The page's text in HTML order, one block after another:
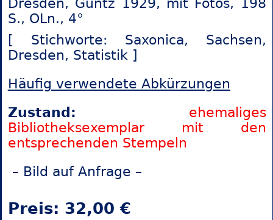
Dresden, Güntz 1929, mit Fotos, 198
S., OLn., 4°
[ Stichworte: Saxonica, Sachsen,
Dresden, Statistik ]
Häufig verwendete Abkürzungen
Zustand:
ehemaliges
Bibliotheksexemplar mit den
entsprechenden Stempeln
– Bild auf Anfrage –
Preis: 32,00 €